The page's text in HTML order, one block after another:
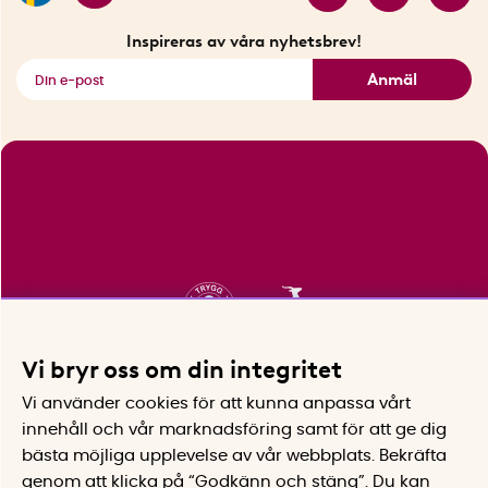
Inspireras av våra nyhetsbrev!
Anmäl
Vi bryr oss om din integritet
Vi använder cookies för att kunna anpassa vårt
innehåll och vår marknadsföring samt för att ge dig
bästa möjliga upplevelse av vår webbplats.
Bekräfta
genom att klicka på “Godkänn och stäng”. Du kan